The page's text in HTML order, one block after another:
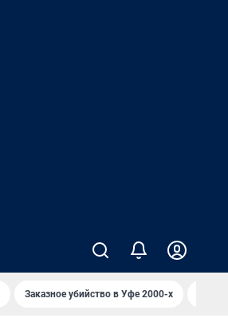
Заказное убийство в Уфе 2000-х